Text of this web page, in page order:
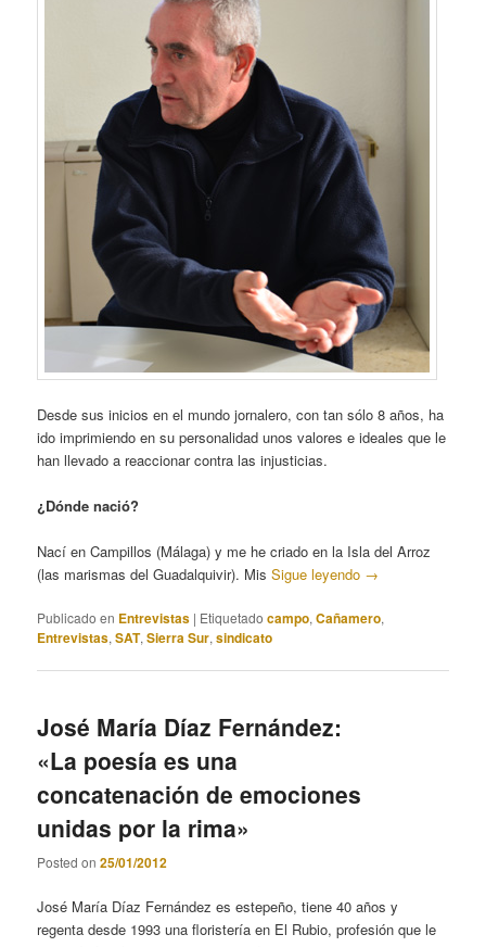
Desde sus inicios en el mundo jornalero, con tan sólo 8 años, ha
ido imprimiendo en su personalidad unos valores e ideales que le
han llevado a reaccionar contra las injusticias.
¿Dónde nació?
Nací en Campillos (Málaga) y me he criado en la Isla del Arroz
(las marismas del Guadalquivir). MisSigue leyendo →
Publicado en Entrevistas | Etiquetado campo,Cañamero,
Entrevistas,SAT,Sierra Sur,sindicato
José María Díaz Fernández:
«La poesía es una
concatenación de emociones
unidas por la rima»
Posted on25/01/2012
José María Díaz Fernández es estepeño, tiene 40 años y
regenta desde 1993 una floristería en El Rubio, profesión que le